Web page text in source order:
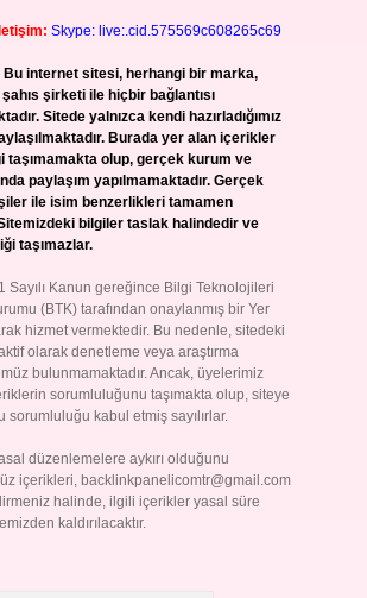
Skype: live:.cid.575569c608265c69
Bu internet sitesi, herhangi bir marka,
şirketi ile hiçbir bağlantısı
Sitede yalnızca kendi hazırladığımız
Burada yer alan içerikler
taşımamakta olup, gerçek kurum ve
paylaşım yapılmamaktadır. Gerçek
ile isim benzerlikleri tamamen
bilgiler taslak halindedir ve
taşımazlar.
Sayılı Kanun gereğince Bilgi Teknolojileri
(BTK) tarafından onaylanmış bir Yer
hizmet vermektedir. Bu nedenle, sitedeki
olarak denetleme veya araştırma
bulunmamaktadır. Ancak, üyelerimiz
sorumluluğunu taşımakta olup, siteye
sorumluluğu kabul etmiş sayılırlar.
düzenlemelere aykırı olduğunu
içerikleri, backlinkpanelicomtr@gmail.com
halinde, ilgili içerikler yasal süre
kaldırılacaktır.